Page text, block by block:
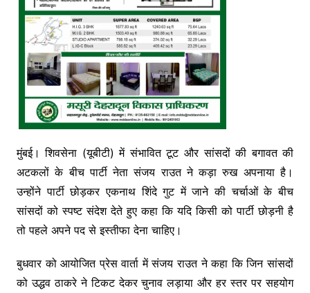
मुंबई। शिवसेना (यूबीटी) में संभावित टूट और सांसदों की बगावत की
अटकलों के बीच पार्टी नेता संजय राउत ने कड़ा रुख अपनाया है।
उन्होंने पार्टी छोड़कर एकनाथ शिंदे गुट में जाने की चर्चाओं के बीच
सांसदों को स्पष्ट संदेश देते हुए कहा कि यदि किसी को पार्टी छोड़नी है
तो पहले अपने पद से इस्तीफा देना चाहिए।
बुधवार को आयोजित प्रेस वार्ता में संजय राउत ने कहा कि जिन सांसदों
को उद्धव ठाकरे ने टिकट देकर चुनाव लड़ाया और हर स्तर पर सहयोग